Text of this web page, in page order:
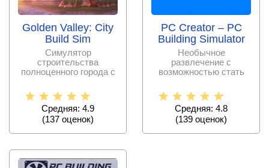
Golden Valley: City
Build Sim
Симулятор
строительства
полноценного города с
предстоит создать
новое
Средняя: 4.9
(137 оценок)
PC Creator – PC
Building Simulator
Необычное
развлечение с
возможностью стать
сборщиком
компьютеров,
Средняя: 4.8
(139 оценок)